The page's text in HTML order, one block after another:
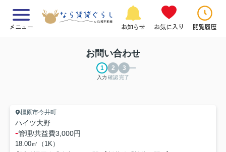
メニュー お知らせ お気に入り 閲覧履歴
お問い合わせ
入力 確認完了
橿原市今井町
ハイツ大野
-管理/共益費3,000円
18.00㎡（1K）